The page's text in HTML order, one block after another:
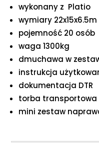
wykonany z Platio
wymiary 22x15x6.5m
pojemność 20 osób
waga 1300kg
dmuchawa w
instrukcja
dokumentacja DTR
torba transportowa
mini zestaw